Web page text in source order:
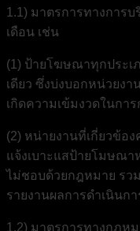
1.1) มาตรการทางการ
เดือน เช่น
(1) ป้ายโฆษณาทุกประเ
เดียว ซึ่งบ่งบอกหน่วยง
เกิดความเข้มงวดในกา
(2) หน่ายงานที่เกี่ยวข้อ
แจ้งเบาะแสป้ายโมษณ
ไม่ชอบด้วยกฎหมาย รว
รายงานผลการดำเนินก
1.2) มาตรการทางกฎห